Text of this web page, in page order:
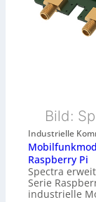
Bild:
Industrielle
Raspberry Pi
Spectra
Serie
industrielle